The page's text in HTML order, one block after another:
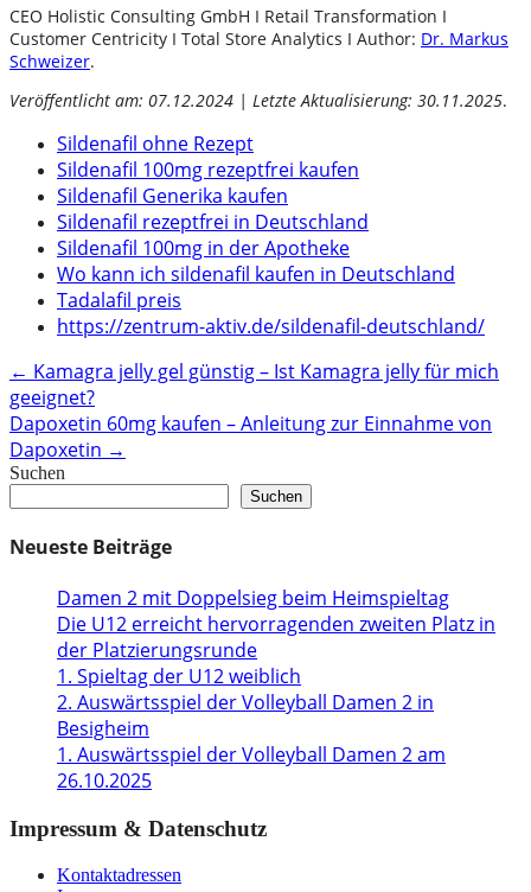
CEO Holistic Consulting GmbH I Retail Transformation I
Customer Centricity I Total Store Analytics I Author: Dr. Markus
Schweizer.
Veröffentlicht am: 07.12.2024 | Letzte Aktualisierung: 30.11.2025.
Sildenafil ohne Rezept
Sildenafil 100mg rezeptfrei kaufen
Sildenafil Generika kaufen
Sildenafil rezeptfrei in Deutschland
Sildenafil 100mg in der Apotheke
Wo kann ich sildenafil kaufen in Deutschland
Tadalafil preis
https://zentrum-aktiv.de/sildenafil-deutschland/
Post
navigation
← Kamagra jelly gel günstig – Ist Kamagra jelly für mich
geeignet?
Dapoxetin 60mg kaufen – Anleitung zur Einnahme von
Dapoxetin →
Suchen
Suchen
Neueste Beiträge
Damen 2 mit Doppelsieg beim Heimspieltag
Die U12 erreicht hervorragenden zweiten Platz in
der Platzierungsrunde
1. Spieltag der U12 weiblich
2. Auswärtsspiel der Volleyball Damen 2 in
Besigheim
1. Auswärtsspiel der Volleyball Damen 2 am
26.10.2025
Impressum & Datenschutz
Kontaktadressen